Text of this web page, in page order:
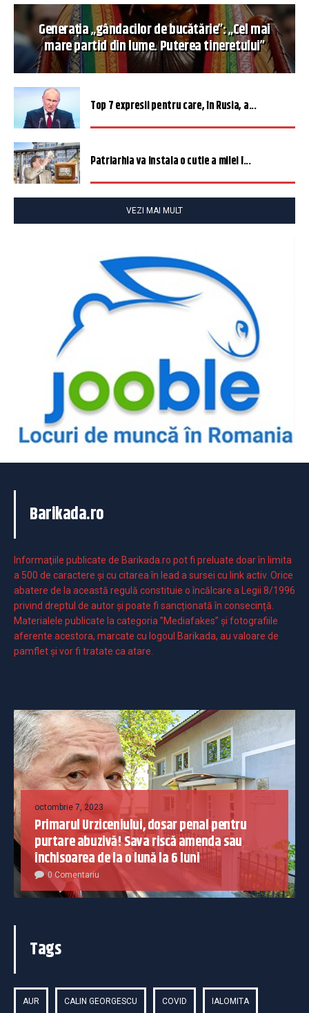
Generația „gândacilor de bucătărie”: „Cel mai
mare partid din lume. Puterea tineretului”
Top 7 expresii pentru care, în Rusia, a...
Patriarhia va instala o cutie a milei î...
VEZI MAI MULT
Barikada.ro
Informaţiile publicate de Barikada.ro pot fi preluate doar în limita
a 500 de caractere şi cu citarea în lead a sursei cu link activ. Orice
abatere de la această regulă constituie o încălcare a Legii 8/1996
privind dreptul de autor și poate fi sancționată în consecință.
Materialele publicate la categoria ”Mediafakes” și fotografiile
aferente acestora, marcate cu logoul Barikada, au valoare de
pamflet și vor fi tratate ca atare.
octombrie 7, 2023
Primarul Urziceniului, dosar penal pentru
purtare abuzivă! Sava riscă amenda sau
închisoarea de la o lună la 6 luni
0 Comentariu
Tags
AUR CALIN GEORGESCU COVID IALOMITA